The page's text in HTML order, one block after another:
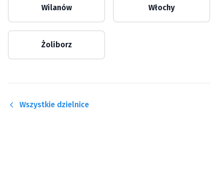
Wilanów Włochy
Żoliborz
Wszystkie dzielnice